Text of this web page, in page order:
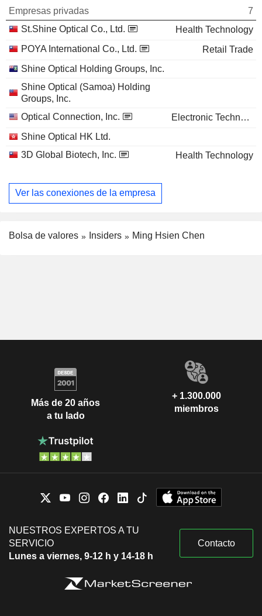
Empresas privadas
7
St.Shine Optical Co., Ltd.
Health Technology
POYA International Co., Ltd.
Retail Trade
Shine Optical Holding Groups, Inc.
Shine Optical (Samoa) Holding
Groups, Inc.
Optical Connection, Inc.
Electronic Technology
Shine Optical HK Ltd.
3D Global Biotech, Inc.
Health Technology
Ver las conexiones de la empresa
Bolsa de valores Insiders Ming Hsien Chen
Más de 20 años
a tu lado
+ 1.300.000
miembros
NUESTROS EXPERTOS A TU
SERVICIO
Lunes a viernes, 9-12 h y 14-18 h
Contacto